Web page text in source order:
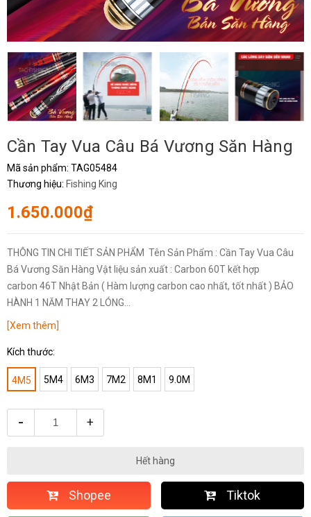
Cần Tay Vua Câu Bá Vương Săn Hàng
Mã sản phẩm: TAG05484
Thương hiệu: Fishing King
1.650.000₫
THÔNG TIN CHI TIẾT SẢN PHẨM Tên Sản Phẩm : Cần Tay Vua Câu
Bá Vương Săn Hàng Vật liệu sản xuất : Carbon 60T kết hợp
carbon 46T Nhật Bản ( Hàm lượng carbon cao nhất, tốt nhất ) BẢO
HÀNH 1 NĂM THAY 2 LÓNG...
[Xem thêm]
Kích thước:
4M5 5M4 6M3 7M2 8M1 9.0M
- +
Hết hàng
Shopee Tiktok